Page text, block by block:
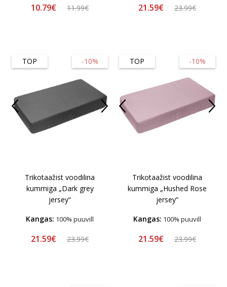
10.79€ 11.99€ 21.59€ 23.99€
-10%
TOP
Trikotaažist voodilina
kummiga „Dark grey
jersey“
Kangas: 100% puuvill
21.59€ 23.99€
-10%
TOP
Trikotaažist voodilina
kummiga „Hushed Rose
jersey“
Kangas: 100% puuvill
21.59€ 23.99€